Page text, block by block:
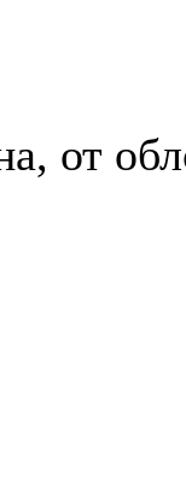
от